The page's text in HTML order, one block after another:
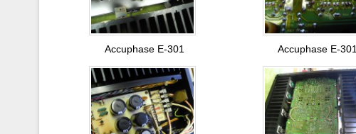
Accuphase E-301 Accuphase E-301